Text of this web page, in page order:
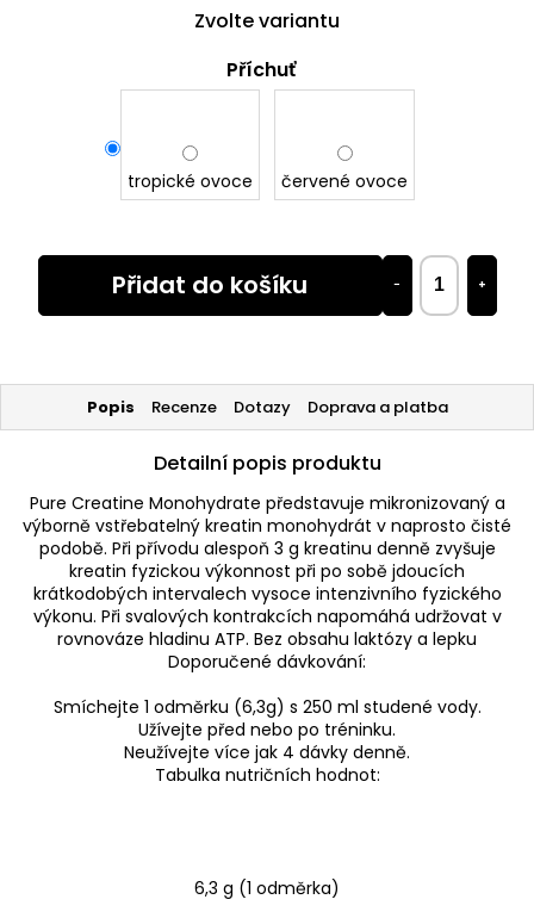
Zvolte variantu
Příchuť
tropické ovoce červené ovoce
+
−
Přidat do košíku
Popis Recenze Dotazy Doprava a platba
Detailní popis produktu
Pure Creatine Monohydrate představuje mikronizovaný a
výborně vstřebatelný kreatin monohydrát v naprosto čisté
podobě. Při přívodu alespoň 3 g kreatinu denně zvyšuje
kreatin fyzickou výkonnost při po sobě jdoucích
krátkodobých intervalech vysoce intenzivního fyzického
výkonu. Při svalových kontrakcích napomáhá udržovat v
rovnováze hladinu ATP. Bez obsahu laktózy a lepku
Doporučené dávkování:
Smíchejte 1 odměrku (6,3g) s 250 ml studené vody.
Užívejte před nebo po tréninku.
Neužívejte více jak 4 dávky denně.
Tabulka nutričních hodnot:
6,3 g (1 odměrka)